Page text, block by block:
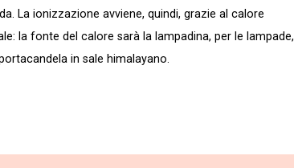
La ionizzazione avviene, quindi, grazie al calore
la fonte del calore sarà la lampadina, per le lampade,
in sale himalayano.